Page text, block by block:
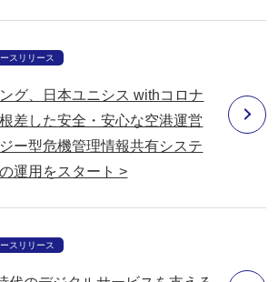
スリリース
グ、日本ユニシス withコロナ
差した安全・安心な空港運営
ー型危機管理情報共有システ
運用をスタート >
スリリース